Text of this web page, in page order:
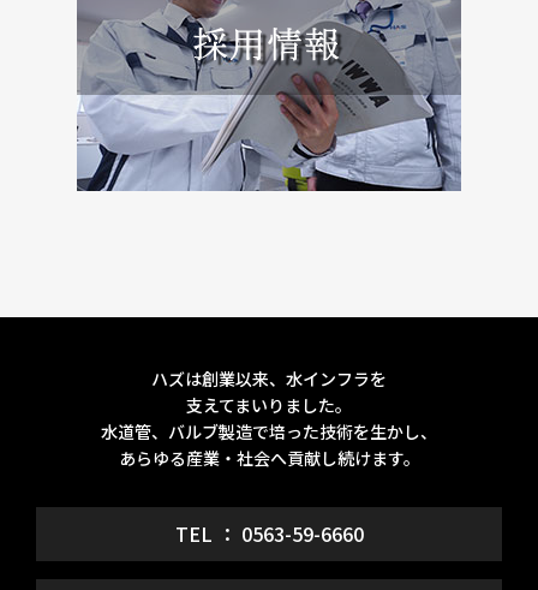
ハズは創業以来、水インフラを
支えてまいりました。
水道管、バルブ製造で培った技術を生かし、
あらゆる産業・社会へ貢献し続けます。
TEL ： 0563-59-6660